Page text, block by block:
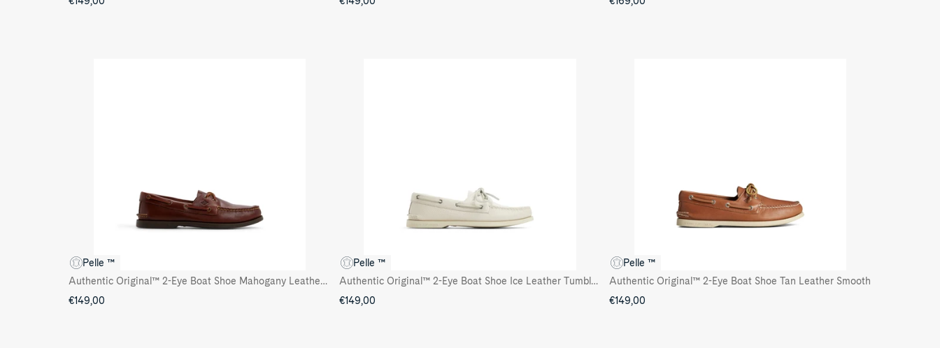
Pelle ™
Authentic Original™ 2-Eye Boat Shoe Mahogany Leather Smooth
€149,00
Pelle ™
Authentic Original™ 2-Eye Boat Shoe Ice Leather Tumbled
€149,00
Pelle ™
Authentic Original™ 2-Eye Boat Shoe Tan Leather Smooth
€149,00